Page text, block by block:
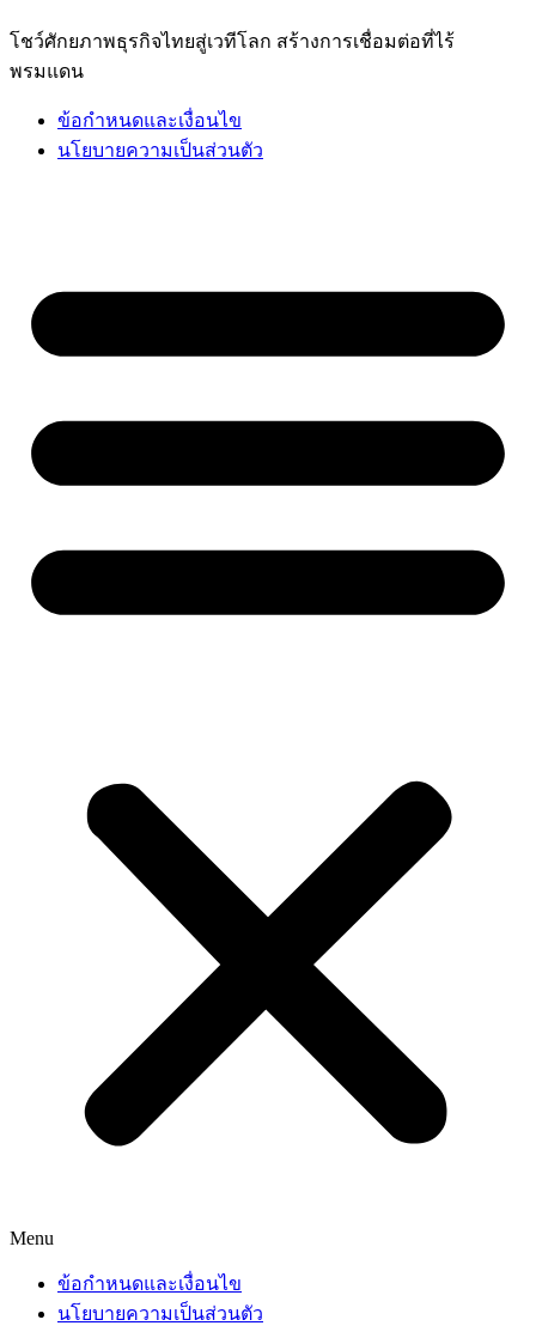
โชว์ศักยภาพธุรกิจไทยสู่เวทีโลก สร้างการเชื่อมต่อที่ไร้
พรมแดน
ข้อกำหนดและเงื่อนไข
นโยบายความเป็นส่วนตัว
Menu
ข้อกำหนดและเงื่อนไข
นโยบายความเป็นส่วนตัว